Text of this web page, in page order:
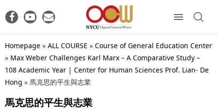
Homepage » ALL COURSE » Course of General Education Center
» Max Weber Challenges Karl Marx – A Comparative Study –
108 Academic Year | Center for Human Sciences Prof. Lian- De
Hong » 馬克思的平生與志業
馬克思的平生與志業